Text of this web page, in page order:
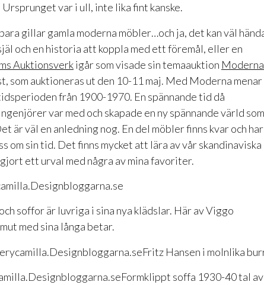
var i ull, inte lika fint kanske.
gillar gamla moderna möbler…och ja, det kan väl
och en historia att koppla med ett föremål, eller en
Auktionsverkigår som visade sin temaauktion Moderna
som auktioneras ut den 10-11 maj. Med Moderna menar
från 1900-1970. En spännande tid då
var med och skapade en ny spännande värld som
är väl en anledning nog. En del möbler finns kvar och har
om sin tid. Det finns mycket att lära av vår skandinaviska
ett urval med några av mina favoriter.
soffor är luvriga i sina nya klädslar. Här av Viggo
med sina långa betar.
Fritz Hansen i molnlika
Formklippt soffa 1930-40 tal av